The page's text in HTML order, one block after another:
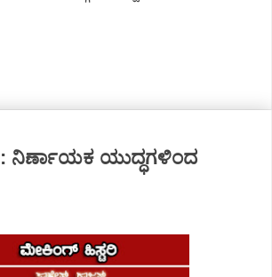
ನಿರ್ಣಾಯಕ ಯುದ್ಧಗಳಿಂದ